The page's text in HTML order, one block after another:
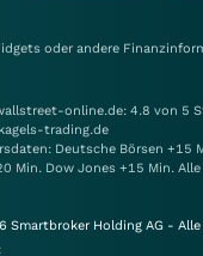
oder andere
online.de: 4.8 von 5
trading.de
Deutsche Börsen +15
Min. Dow Jones +15 Min.
Holding AG -